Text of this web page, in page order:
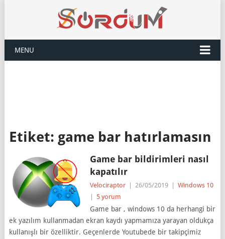
MENU
Etiket: game bar hatırlamasın
Game bar bildirimleri nasıl
kapatılır
Velociraptor 26/05/2019
Windows 10
5 yorum
Game bar , windows 10 da herhangi bir
ek yazılım kullanmadan ekran kaydı yapmamıza yarayan oldukça
kullanışlı bir özelliktir. Geçenlerde Youtubede bir takipçimiz